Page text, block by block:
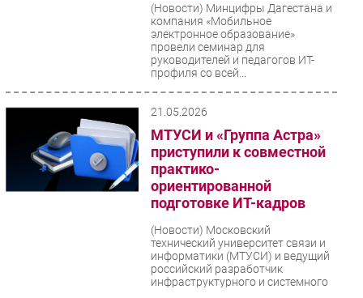
(Новости) Минцифры Дагестана и
компания «Мобильное
электронное образование»
провели семинар для
руководителей и педагогов ИТ-
профиля со всей...
21.05.2026
МТУСИ и «Группа Астра»
приступили к совместной
практико-
ориентированной
подготовке ИТ-кадров
(Новости) Московский
технический университет связи и
информатики (МТУСИ) и ведущий
российский разработчик
инфраструктурного и системного